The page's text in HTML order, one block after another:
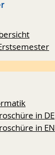
in DE
in EN